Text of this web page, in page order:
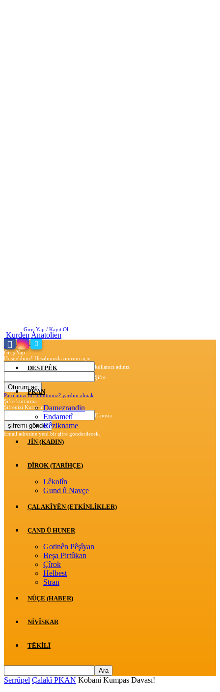
Giriş Yap / Kayıt Ol
Giriş Yap
Hoşgeldiniz! Hesabınızda oturum açın.
kullanıcı adınız
Şifre
Parolanızı mı unuttunuz? yardım almak
Şifre kurtarma
Şifrenizi Kurtarın
E-posta
Email adresine yeni bir şifre gönderilecek.
Kurden Anatolien
DESTPÊK
PKAN
Damezrandin
Endametî
Rêzikname
JİN (KADIN)
DÎROK (TARİHÇE)
Lêkolîn
Gund û Navçe
ÇALAKÎYÊN (ETKINLIKLER)
ÇAND Û HUNER
Gotinên Pêşîyan
Beşa Pirtûkan
Çîrok
Helbest
Stran
NÛÇE (HABER)
NIVÎSKAR
TÊKILÎ
Serrûpel Çalakî PKAN Kobani Kumpas Davası!